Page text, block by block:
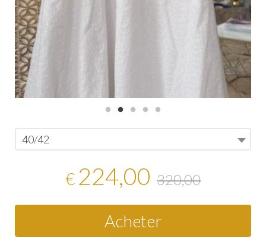
40/42
€ 224,00 320,00
Acheter